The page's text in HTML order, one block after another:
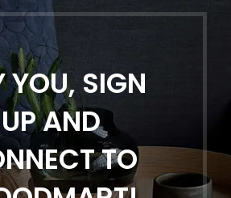
YOU, SIGN
UP AND
TO